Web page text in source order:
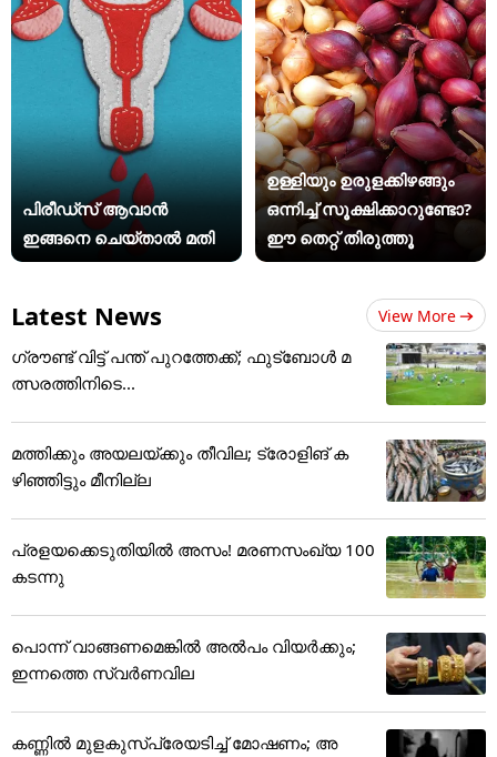
പിരീഡ്സ് ആവാൻ
ഇങ്ങനെ ചെയ്താൽ മതി
ഉള്ളിയും ഉരുളക്കിഴങ്ങും
ഒന്നിച്ച് സൂക്ഷിക്കാറുണ്ടോ?
ഈ തെറ്റ് തിരുത്തൂ
Latest News View More
ഗ്രൗണ്ട് വിട്ട് പന്ത് പുറത്തേക്ക്; ഫുട്‌ബോള്‍ മ
ത്സരത്തിനിടെ...
മത്തിക്കും അയലയ്ക്കും തീവില; ട്രോളിങ് ക
ഴിഞ്ഞിട്ടും മീനില്ല
പ്രളയക്കെടുതിയിൽ അസം! മരണസംഖ്യ 100
കടന്നു
പൊന്ന് വാങ്ങണമെങ്കില്‍ അല്‍പം വിയര്‍ക്കും;
ഇന്നത്തെ സ്വര്‍ണവില
കണ്ണിൽ മുളകുസ്പ്രേയടിച്ച് മോഷണം; അ